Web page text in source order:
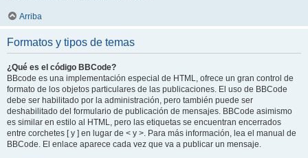
Arriba
Formatos y tipos de temas
¿Qué es el código BBCode?
BBcode es una implementación especial de HTML, ofrece un gran control de
formato de los objetos particulares de las publicaciones. El uso de BBCode
debe ser habilitado por la administración, pero también puede ser
deshabilitado del formulario de publicación de mensajes. BBCode asimismo
es similar en estilo al HTML, pero las etiquetas se encuentran encerrados
entre corchetes [ y ] en lugar de < y >. Para más información, lea el manual de
BBCode. El enlace aparece cada vez que va a publicar un mensaje.